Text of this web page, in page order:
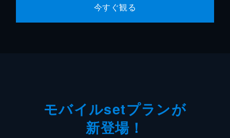
今すぐ観る
モバイルsetプランが
新登場！